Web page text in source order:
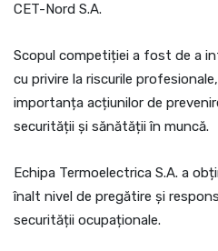
CET-Nord S.A.
Scopul competiției a fost de a
cu privire la riscurile
importanța acțiunilor de
securității și sănătății în muncă.
Echipa Termoelectrica S.A. a
înalt nivel de pregătire și
securității ocupaționale.